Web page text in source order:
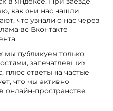
как они нас нашли.
что узнали о нас через
во Вконтакте
мы публикуем только
запечатлевших
плюс ответы на частые
что мы активно
онлайн-пространстве.